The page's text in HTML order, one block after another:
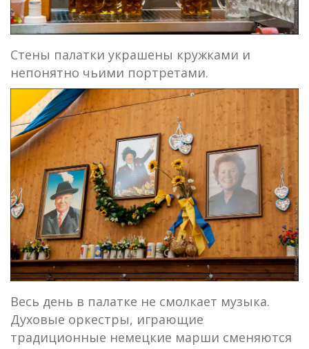
Стены палатки украшены кружками и
непонятно чьими портретами.
Весь день в палатке не смолкает музыка.
Духовые оркестры, играющие
традиционные немецкие марши сменяются